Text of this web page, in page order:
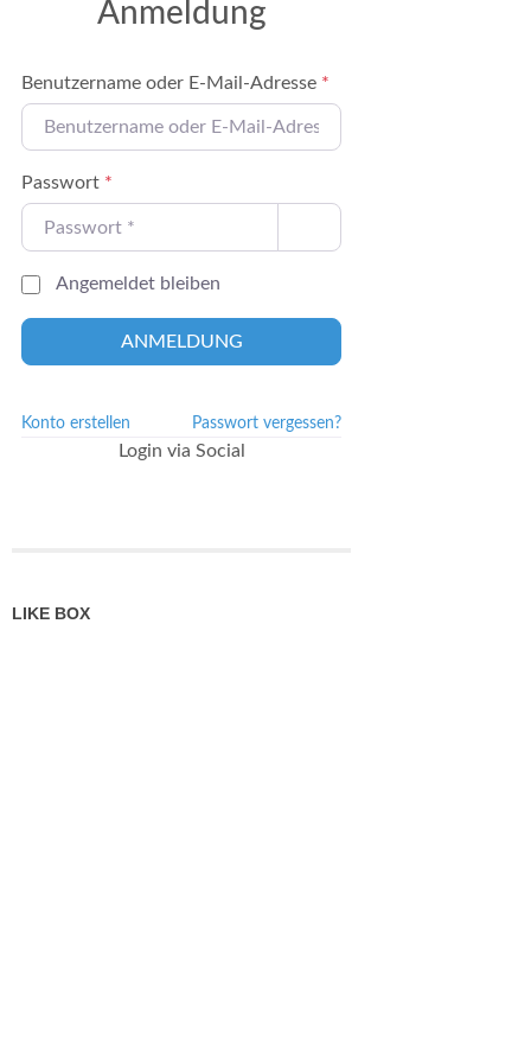
Anmeldung
Benutzername oder E-Mail-Adresse *
Passwort *
Angemeldet bleiben
ANMELDUNG
Konto erstellen Passwort vergessen?
Login via Social
LIKE BOX